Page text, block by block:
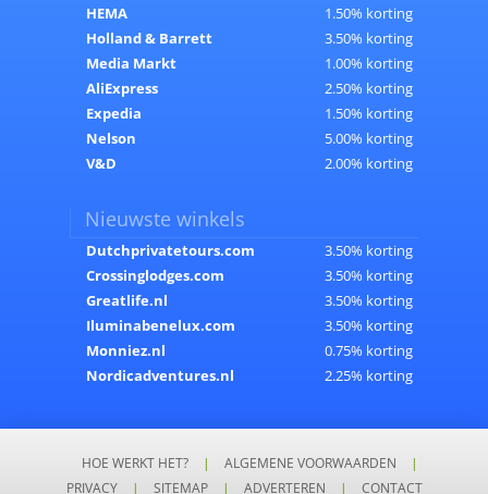
HEMA
1.50% korting
Holland & Barrett
3.50% korting
Media Markt
1.00% korting
AliExpress
2.50% korting
Expedia
1.50% korting
Nelson
5.00% korting
V&D
2.00% korting
Nieuwste winkels
Dutchprivatetours.com
3.50% korting
Crossinglodges.com
3.50% korting
Greatlife.nl
3.50% korting
Iluminabenelux.com
3.50% korting
Monniez.nl
0.75% korting
Nordicadventures.nl
2.25% korting
HOE WERKT HET? | ALGEMENE VOORWAARDEN
|
PRIVACY
| SITEMAP | ADVERTEREN | CONTACT